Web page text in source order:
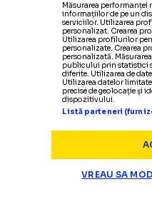
Măsurarea performanței
informațiilor de pe un
serviciilor. Utilizarea
personalizat. Crearea
Utilizarea profilurilor
personalizate. Crearea
personalizată.
publicului prin statistici
diferite. Utilizarea de
Utilizarea datelor
precise de geolocație și
dispozitivului.
Listă parteneri
VREAU SA